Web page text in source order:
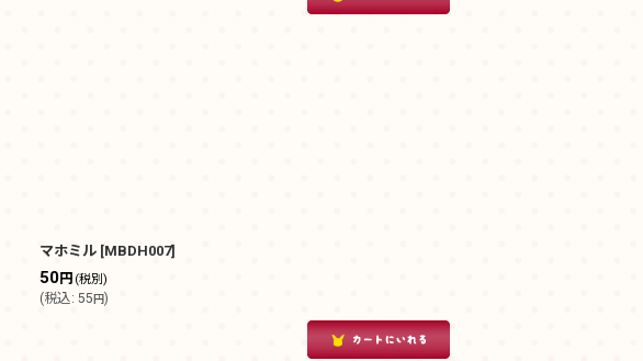
マホミル [MBDH007]
50円 (税別)
(税込: 55円)